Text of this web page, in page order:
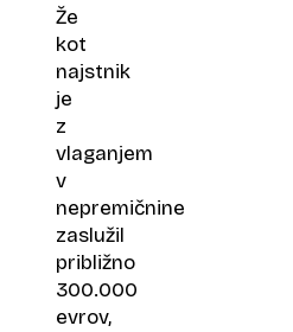
Že
kot
najstnik
je
z
vlaganjem
v
nepremičnine
zaslužil
približno
300.000
evrov,